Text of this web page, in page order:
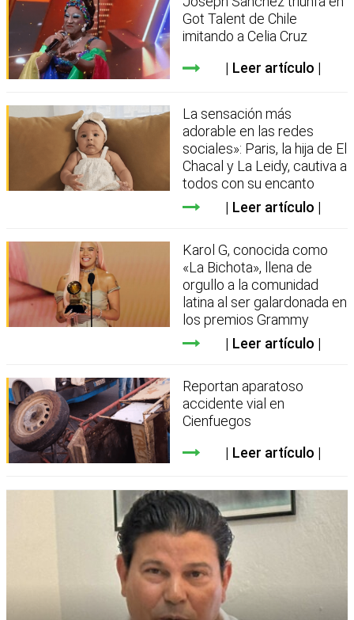
Got Talent de Chile
imitando a Celia Cruz
Leer artículo
La sensación más
adorable en las redes
sociales»: Paris, la hija de El
Chacal y La Leidy, cautiva a
todos con su encanto
Leer artículo
Karol G, conocida como
«La Bichota», llena de
orgullo a la comunidad
latina al ser galardonada en
los premios Grammy
Leer artículo
Reportan aparatoso
accidente vial en
Cienfuegos
Leer artículo